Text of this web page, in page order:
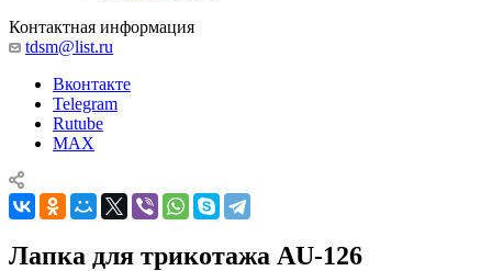
Контактная информация
tdsm@list.ru
Вконтакте
Telegram
Rutube
MAX
Лапка для трикотажа AU-126